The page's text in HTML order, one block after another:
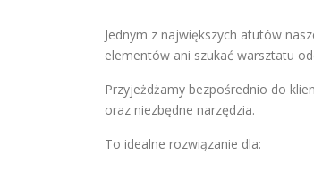
Jednym z największych atutów
elementów ani szukać warsztatu
Przyjeżdżamy bezpośrednio do
oraz niezbędne narzędzia.
To idealne rozwiązanie dla: